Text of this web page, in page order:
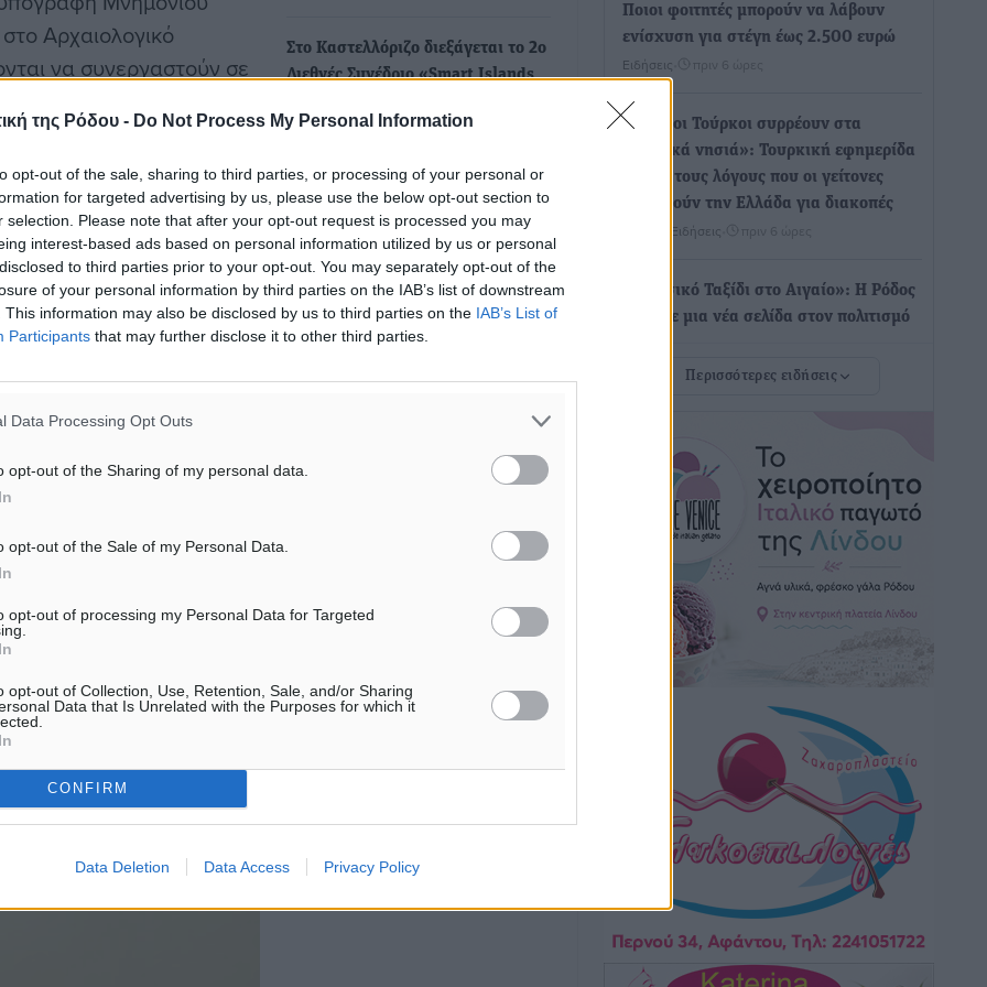
της Ρόδου - Do Not Process My Personal Information
opt-out of the sale, sharing to third parties, or processing of your personal or
for targeted advertising by us, please use the below opt-out section to
selection. Please note that after your opt-out request is processed you may
interest-based ads based on personal information utilized by us or personal
to third parties prior to your opt-out. You may separately opt-out of the
of your personal information by third parties on the IAB’s list of downstream
This information may also be disclosed by us to third parties on the IAB’s List of
Participants that may further disclose it to other third parties.
Data Processing Opt Outs
opt-out of the Sharing of my personal data.
opt-out of the Sale of my Personal Data.
opt-out of processing my Personal Data for Targeted
opt-out of Collection, Use, Retention, Sale, and/or Sharing
Data that Is Unrelated with the Purposes for which it
CONFIRM
Data Deletion Data Access Privacy Policy
Αρχαιολογικό
να συνεργαστούν σε
μετάβαση και η
προκλήσεις.
ολοκληρώθηκε
ώστε να
Παρ’ όλα
γνώσεων και
ως «πρωτοπόρων»
μπορεί να γίνει φάρος
και με την ανταλλαγή
το μήνυμα ότι τα νησιά
λύσεις με παγκόσμια
Ίδρυμα Friedrich-
στους
την Τουρκία, καθώς
Στο Καστελλόριζο διεξάγεται το 2ο
Διεθνές Συνέδριο «Smart Islands
Το 2ο Διεθνές Συνέδριο «Smart
Islands» διεξάγεται ήδη στο
Καστελλόριζο με την…
Στο Καστελόριζο το 2ο Διεθνές
Συνέδριο «Smart Islands» για τη
βιώσιμη ανάπτυξη των μικρών
νησιών
βιωματικά εργαστήρια με τίτλο
«Διερευνώντας τα δυνατά…
πραγματοποιήθηκαν στη Ρόδο
Ποιοι φοιτητές μπορούν να λάβουν
ενίσχυση για στέγη έως 2.500 ευρώ
Ειδήσεις πριν 6 ώρες
«Γιατί οι Τούρκοι συρρέουν στα
ελληνικά νησιά»: Τουρκική εφημερίδα
εξηγεί τους λόγους που οι γείτονες
προτιμούν την Ελλάδα για διακοπές
Τοπικές Ειδήσεις πριν 6 ώρες
«Μουσικό Ταξίδι στο Αιγαίο»: Η Ρόδος
έγραψε μια νέα σελίδα στον πολιτισμό
των ελλείψεων προσωπικού
ανακοίνωσε ο Άδωνις Γεωργιάδης
Τοπικές Ειδήσεις πριν 7 ώρες
Iατρικός Σύλλογος Ροδου προς Α.
Γεωργιάδη: Στρατηγικές Προτάσεις για
την Ενίσχυση της Δημόσιας Υγείας στη
Νησιωτική Ελλάδα και στα
πριν 7 ώρες
Πάνθηρες: Ξεκίνησαν αισιόδοξοι για
την παρθενική “πτήση” τους
Αθλητικά• πριν 7 ώρες
Άρης Αρχαγγέλου: Στο πλευρό του
άτυχου Ιάκωβου Θωμά
Αθλητικά πριν 7 ώρες
Περισσότερες ειδήσεις